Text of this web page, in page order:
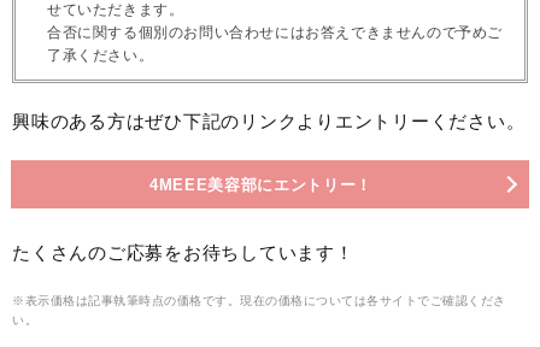
せていただきます。
合否に関する個別のお問い合わせにはお答えできませんので予めご
了承ください。
興味のある方はぜひ下記のリンクよりエントリーください。
4MEEE美容部にエントリー！
たくさんのご応募をお待ちしています！
※表示価格は記事執筆時点の価格です。現在の価格については各サイトでご確認くださ
い。